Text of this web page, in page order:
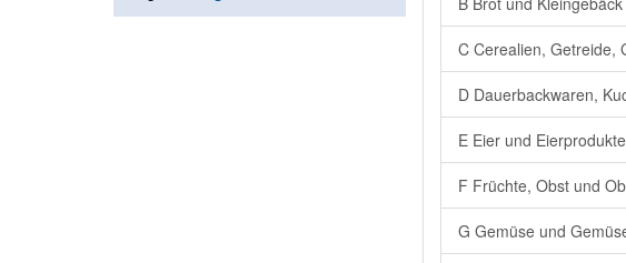
C Cerealien, Getreide,
D Dauerbackwaren,
E Eier und
F Früchte, Obst und
G Gemüse und